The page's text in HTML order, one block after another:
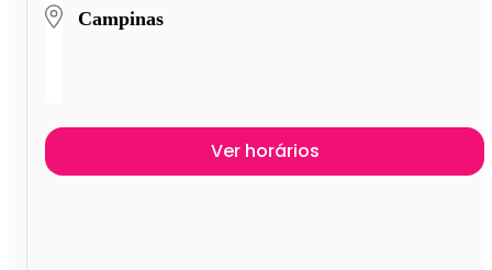
Campinas
Ver horários